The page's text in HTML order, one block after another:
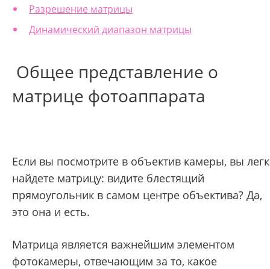
Разрешение матрицы
Динамический диапазон матрицы
Общее представление о
матрице фотоаппарата
Если вы посмотрите в объектив камеры, вы
найдете матрицу: видите блестящий
прямоугольник в самом центре объектива? Да,
это она и есть.
Матрица является важнейшим элементом
фотокамеры, отвечающим за то, какое